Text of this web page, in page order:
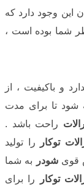
این وجود دارد که
شما بوده است ،
و باکیفیت ، از
شود تا برای مدت
راحت باشد .
توکار
را تولید
قویشودر
به شما
توکار
را برای